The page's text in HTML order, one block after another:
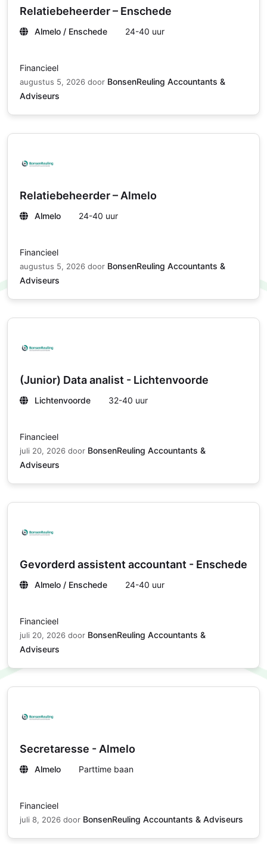
Relatiebeheerder – Enschede
Almelo / Enschede 24-40 uur
Financieel
augustus 5, 2026 door BonsenReuling Accountants &
Adviseurs
Relatiebeheerder – Almelo
Almelo 24-40 uur
Financieel
augustus 5, 2026 door BonsenReuling Accountants &
Adviseurs
(Junior) Data analist - Lichtenvoorde
Lichtenvoorde 32-40 uur
Financieel
juli 20, 2026 door BonsenReuling Accountants &
Adviseurs
Gevorderd assistent accountant - Enschede
Almelo / Enschede 24-40 uur
Financieel
juli 20, 2026 door BonsenReuling Accountants &
Adviseurs
Secretaresse - Almelo
Almelo Parttime baan
Financieel
juli 8, 2026 door BonsenReuling Accountants & Adviseurs